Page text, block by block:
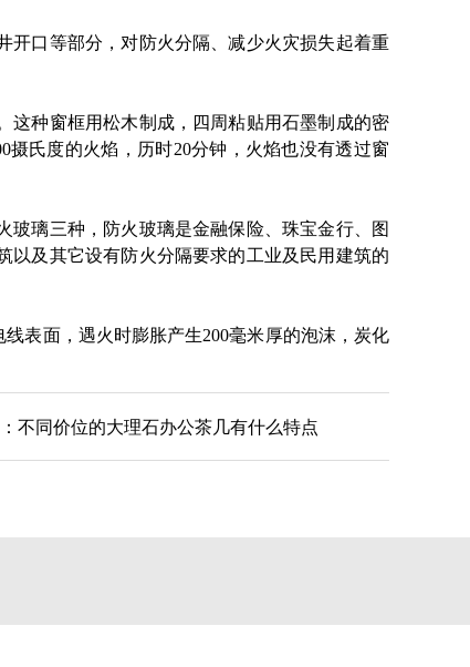
开口等部分，对防火分隔、减少火灾损失起着重
这种窗框用松木制成，四周粘贴用石墨制成的密
氏度的火焰，历时20分钟，火焰也没有透过窗
玻璃三种，防火玻璃是金融保险、珠宝金行、图
以及其它设有防火分隔要求的工业及民用建筑的
表面，遇火时膨胀产生200毫米厚的泡沫，炭化
不同价位的大理石办公茶几有什么特点